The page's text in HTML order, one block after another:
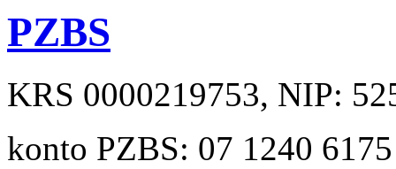
PZBS
KRS 0000219753, NIP:
konto PZBS: 07 1240